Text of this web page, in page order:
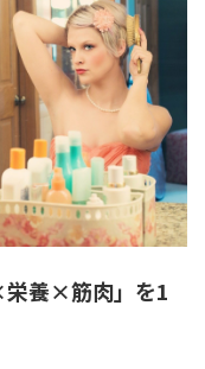
栄養×筋肉」を1